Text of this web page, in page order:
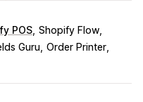
POS Shopify Flow
Guru Order Printer